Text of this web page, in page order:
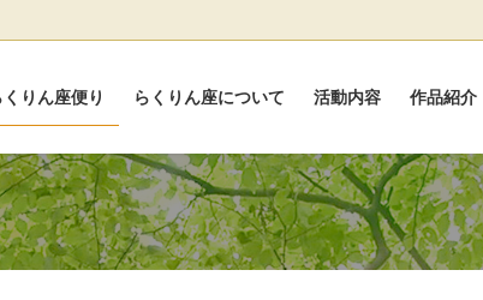
くりん座便り らくりん座について 活動内容 作品紹介